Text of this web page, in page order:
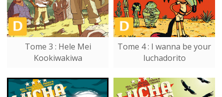
Tome 3 : Hele Mei
Kookiwakiwa
Tome 4 : I wanna be your
luchadorito